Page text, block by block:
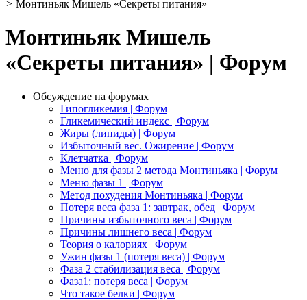
> Монтиньяк Мишель «Секреты питания»
Монтиньяк Мишель
«Секреты питания» | Форум
Обсуждение на форумах
Гипогликемия | Форум
Гликемический индекс | Форум
Жиры (липиды) | Форум
Избыточный вес. Ожирение | Форум
Клетчатка | Форум
Меню для фазы 2 метода Монтиньяка | Форум
Меню фазы 1 | Форум
Метод похудения Монтиньяка | Форум
Потеря веса фаза 1: завтрак, обед | Форум
Причины избыточного веса | Форум
Причины лишнего веса | Форум
Теория о калориях | Форум
Ужин фазы 1 (потеря веса) | Форум
Фаза 2 стабилизация веса | Форум
Фаза1: потеря веса | Форум
Что такое белки | Форум